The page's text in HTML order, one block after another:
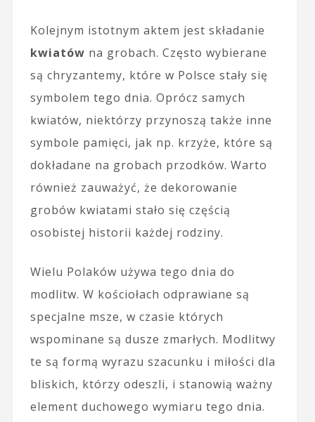
Kolejnym istotnym aktem jest składanie
kwiatów na grobach. Często wybierane
są chryzantemy, które w Polsce stały się
symbolem tego dnia. Oprócz samych
kwiatów, niektórzy przynoszą także inne
symbole pamięci, jak np. krzyże, które są
dokładane na grobach przodków. Warto
również zauważyć, że dekorowanie
grobów kwiatami stało się częścią
osobistej historii każdej rodziny.
Wielu Polaków używa tego dnia do
modlitw. W kościołach odprawiane są
specjalne msze, w czasie których
wspominane są dusze zmarłych. Modlitwy
te są formą wyrazu szacunku i miłości dla
bliskich, którzy odeszli, i stanowią ważny
element duchowego wymiaru tego dnia.